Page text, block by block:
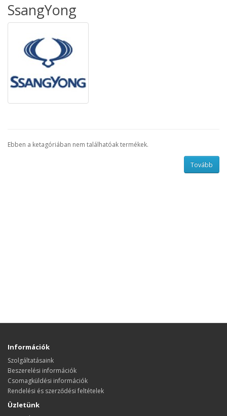
SsangYong
Ebben a ketagóriában nem találhatóak termékek.
Tovább
Információk
Szolgáltatásaink
Beszerelési információk
Csomagküldési információk
Rendelési és szerződési feltételek
Üzletünk